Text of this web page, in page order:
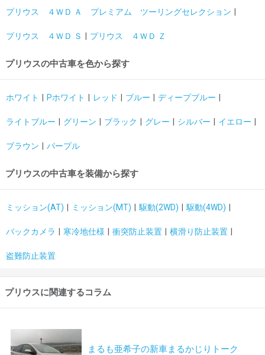
プリウス ４ＷＤ Ａ プレミアム ツーリングセレクション
プリウス ４ＷＤ Ｓ プリウス ４ＷＤ Ｚ
プリウスの中古車を色から探す
ホワイト Pホワイト レッド ブルー ディープブルー
ライトブルー グリーン ブラック グレー シルバー イエロー
ブラウン パープル
プリウスの中古車を装備から探す
ミッション(AT) ミッション(MT) 駆動(2WD) 駆動(4WD)
バックカメラ 寒冷地仕様 衝突防止装置 横滑り防止装置
盗難防止装置
プリウスに関連するコラム
まるも亜希子の新車まるかじりトーク